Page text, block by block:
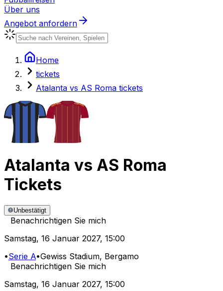
Über uns
Angebot anfordern
Home
tickets
Atalanta vs AS Roma tickets
Atalanta vs AS Roma
Tickets
Unbestätigt
Benachrichtigen Sie mich
Samstag, 16 Januar 2027, 15:00
•Serie A•Gewiss Stadium, Bergamo
Benachrichtigen Sie mich
Samstag, 16 Januar 2027, 15:00